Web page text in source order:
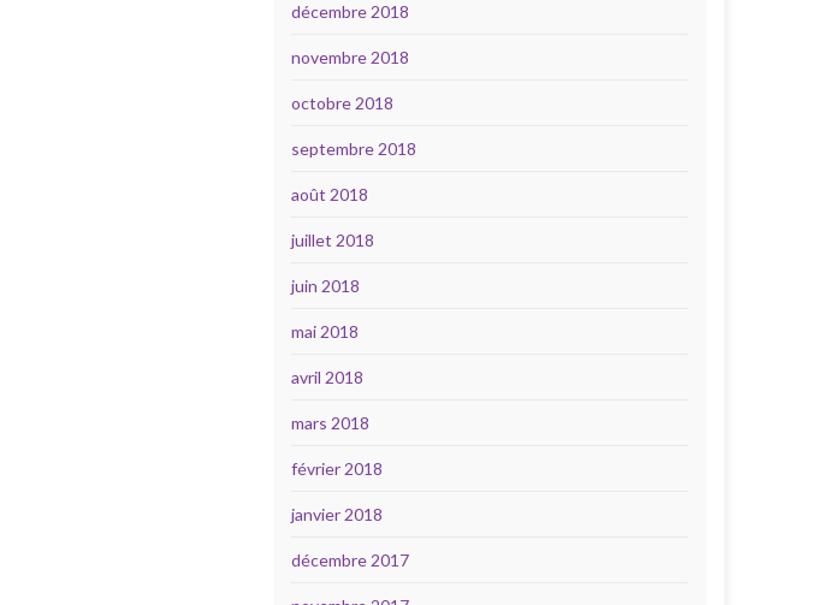
décembre 2018
novembre 2018
octobre 2018
septembre 2018
août 2018
juillet 2018
juin 2018
mai 2018
avril 2018
mars 2018
février 2018
janvier 2018
décembre 2017